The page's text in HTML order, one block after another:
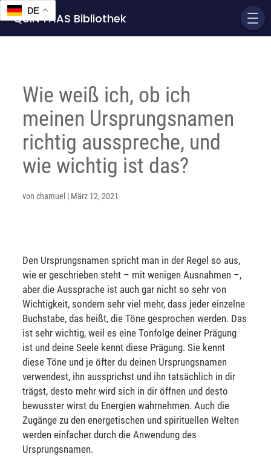
QUIN'TAAS Bibliothek
Wie weiß ich, ob ich
meinen Ursprungsnamen
richtig ausspreche, und
wie wichtig ist das?
vonchamuel | März 12, 2021
Den Ursprungsnamen spricht man in der Regel so aus,
wie er geschrieben steht – mit wenigen Ausnahmen –,
aber die Aussprache ist auch gar nicht so sehr von
Wichtigkeit, sondern sehr viel mehr, dass jeder einzelne
Buchstabe, das heißt, die Töne gesprochen werden. Das
ist sehr wichtig, weil es eine Tonfolge deiner Prägung
ist und deine Seele kennt diese Prägung. Sie kennt
diese Töne und je öfter du deinen Ursprungsnamen
verwendest, ihn aussprichst und ihn tatsächlich in dir
trägst, desto mehr wird sich in dir öffnen und desto
bewusster wirst du Energien wahrnehmen. Auch die
Zugänge zu den energetischen und spirituellen Welten
werden einfacher durch die Anwendung des
Ursprungsnamen.
DE